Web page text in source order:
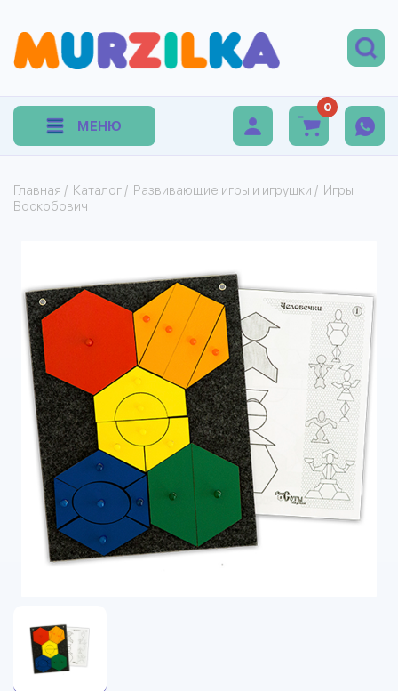
МЕНЮ
0
Главная / Каталог / Развивающие игры и игрушки / Игры
Воскобович